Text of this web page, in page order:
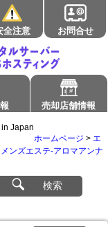
全注意 お問合せ
売却店舗情報
Japan
ホームページ > エ
ンズエステ-アロマアンナ
検索